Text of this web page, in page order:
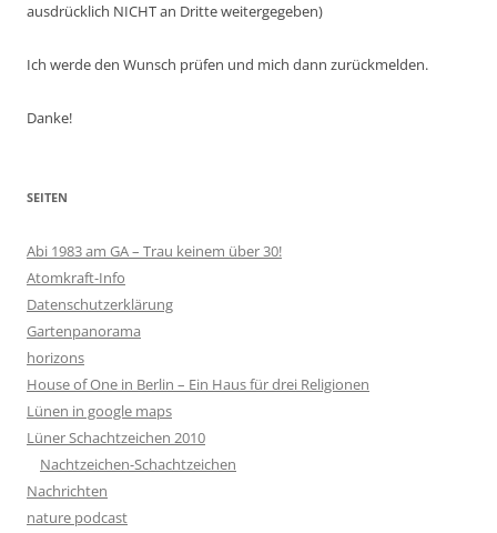
ausdrücklich NICHT an Dritte weitergegeben)
Ich werde den Wunsch prüfen und mich dann zurückmelden.
Danke!
SEITEN
Abi 1983 am GA – Trau keinem über 30!
Atomkraft-Info
Datenschutzerklärung
Gartenpanorama
horizons
House of One in Berlin – Ein Haus für drei Religionen
Lünen in google maps
Lüner Schachtzeichen 2010
Nachtzeichen-Schachtzeichen
Nachrichten
nature podcast